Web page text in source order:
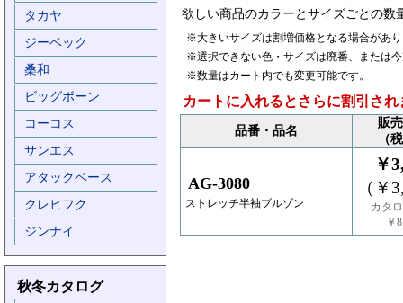
タカヤ
ジーベック
桑和
ビッグボーン
コーコス
サンエス
アタックベース
クレヒフク
ジンナイ
秋冬カタログ
欲しい商品のカラーとサイズごとの数
※大きいサイズは割増価格となる場合があ
※選択できない色・サイズは廃番、または
※数量はカート内でも変更可能です。
カートに入れるとさらに割引され
品番・品名
販
（
AG-3080
ストレッチ半袖ブルゾン
￥
（￥
カタ
￥